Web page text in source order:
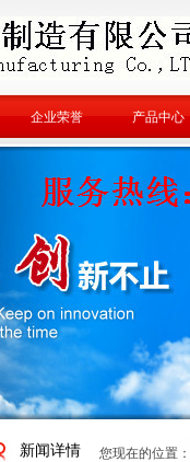
企业荣誉 产品中心
新闻详情 您现在的位置：